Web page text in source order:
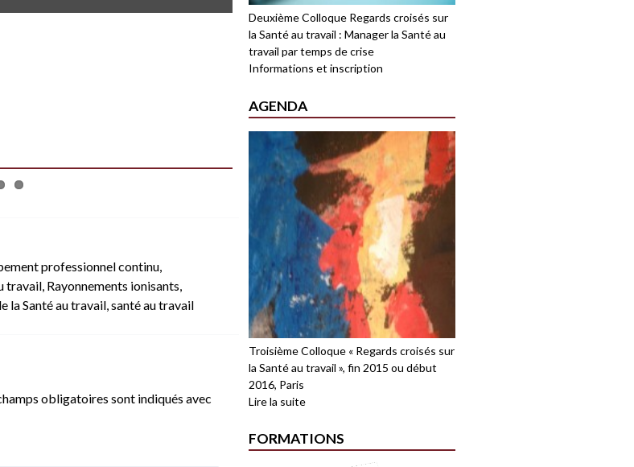
professionnel continu,
travail, Rayonnements ionisants,
la Santé au travail,santé au travail
obligatoires sont indiqués avec
Deuxième Colloque Regards croisés sur
la Santé au travail : Manager la Santé au
travail par temps de crise
Informations et inscription
AGENDA
Troisième Colloque « Regards croisés sur
la Santé au travail », fin 2015 ou début
2016, Paris
Lire la suite
FORMATIONS